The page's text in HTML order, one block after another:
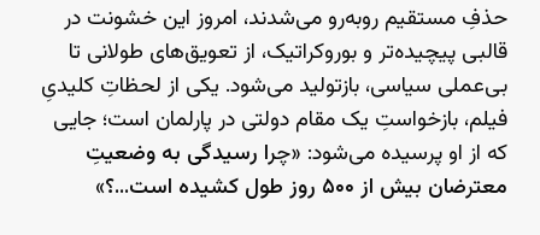
حذفِ مستقیم روبه‌رو می‌شدند، امروز این خشونت در
قالبی پیچیده‌تر و بوروکراتیک، از تعویق‌های طولانی تا
بی‌عملی سیاسی، بازتولید می‌شود. یکی از لحظاتِ کلیدیِ
فیلم، بازخواستِ یک مقام دولتی در پارلمان است؛ جایی
که از او پرسیده می‌شود: «چرا رسیدگی به وضعیتِ
معترضان بیش از ۵۰۰ روز طول کشیده است…؟
»